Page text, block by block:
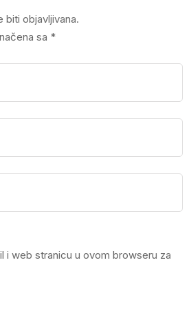
biti objavljivana.
sa *
i web stranicu u ovom browseru za